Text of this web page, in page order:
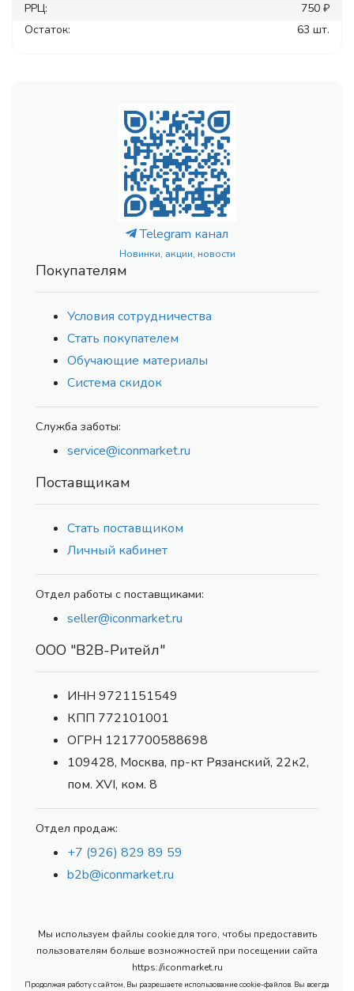
РРЦ:
750 ₽
Остаток:
63 шт.
Telegram канал
Новинки, акции, новости
Покупателям
Условия сотрудничества
Стать покупателем
Обучающие материалы
Система скидок
Служба заботы:
service@iconmarket.ru
Поставщикам
Стать поставщиком
Личный кабинет
Отдел работы с поставщиками:
seller@iconmarket.ru
ООО "В2В-Ритейл"
ИНН 9721151549
КПП 772101001
ОГРН 1217700588698
109428, Москва, пр-кт Рязанский, 22к2,
пом. XVI, ком. 8
Отдел продаж:
+7 (926) 829 89 59
b2b@iconmarket.ru
Мы используем файлы cookie для того, чтобы предоставить
пользователям больше возможностей при посещении сайта
https://iconmarket.ru
Продолжая работу с сайтом, Вы разрешаете использование cookie-файлов. Вы всегда